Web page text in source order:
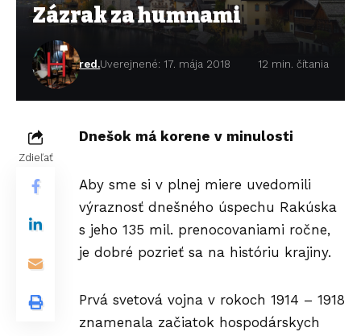
Zázrak za humnami
red.Uverejnené: 17. mája 2018 12 min. čítania
Zdieľať
Dnešok má korene v minulosti
Aby sme si v plnej miere uvedomili
výraznosť dnešného úspechu Rakúska
s jeho 135 mil. prenocovaniami ročne,
je dobré pozrieť sa na históriu krajiny.
Prvá svetová vojna v rokoch 1914 – 1918
znamenala začiatok hospodárskych